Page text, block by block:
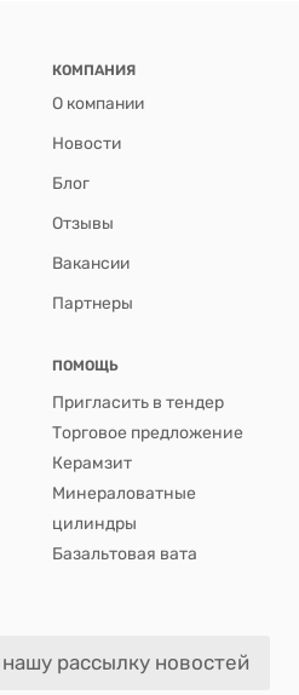
КОМПАНИЯ
О компании
Новости
Блог
Отзывы
Вакансии
Партнеры
ПОМОЩЬ
Пригласить в тендер
Торговое предложение
Керамзит
Минераловатные
цилиндры
Базальтовая вата
рассылку новостей